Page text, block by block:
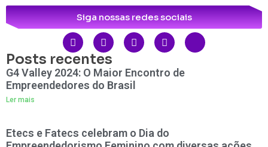
Siga nossas redes sociais
Posts recentes
G4 Valley 2024: O Maior Encontro de
Empreendedores do Brasil
Ler mais
Etecs e Fatecs celebram o Dia do